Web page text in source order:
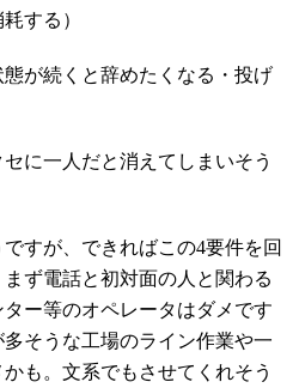
する）
が続くと辞めたくなる・投げ
に一人だと消えてしまいそう
すが、できればこの4要件を回
ず電話と初対面の人と関わる
ー等のオペレータはダメです
そうな工場のライン作業や一
も。文系でもさせてくれそう